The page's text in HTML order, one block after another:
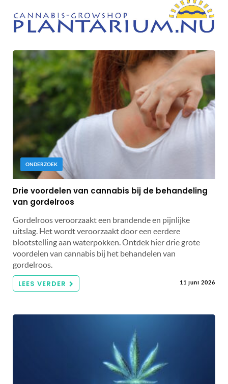
ONDERZOEK
Drie voordelen van cannabis bij de behandeling
van gordelroos
Gordelroos veroorzaakt een brandende en pijnlijke
uitslag. Het wordt veroorzaakt door een eerdere
blootstelling aan waterpokken. Ontdek hier drie grote
voordelen van cannabis bij het behandelen van
gordelroos.
LEES VERDER 11 juni 2026